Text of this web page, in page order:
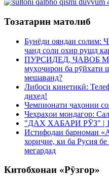
Тозатарин матолиб
Бунёди ояндаи солим:
чанд соли охир рушд
ПУРСИДЕД, ҶАВОБ
муҳоҷирон ба рӯйхати
мешаванд?
Либоси кинетикӣ:
диҳед!
Чемпионати ҷаҳонии
Чеҳраҳои мондагор:
"ДАҲ ХАБАРИ РӮЗ" | 10
Истифодаи барномаи
хориҷие, ки ба Русия
мегардад
Китобхонаи «Рӯзгор»